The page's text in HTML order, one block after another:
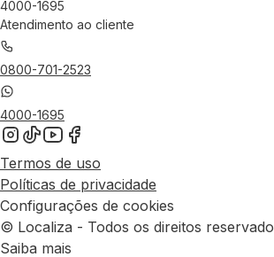
4000-1695
Atendimento ao cliente
0800-701-2523
4000-1695
Termos de uso
Políticas de privacidade
Configurações de cookies
© Localiza - Todos os direitos
Saiba mais